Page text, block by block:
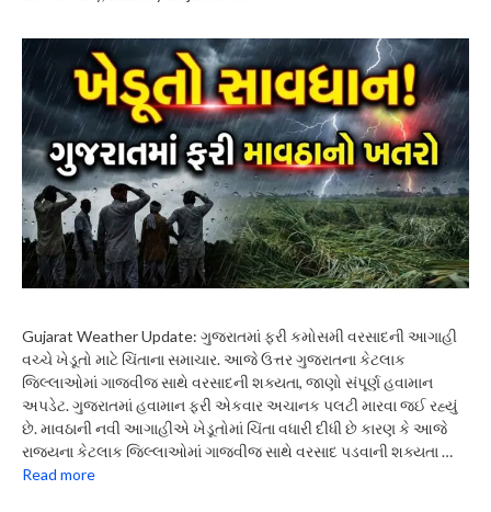
Gujarat Weather Update: ગુજરાતમાં ફરી કમોસમી વરસાદની આગાહી
વચ્ચે ખેડૂતો માટે ચિંતાના સમાચાર. આજે ઉત્તર ગુજરાતના કેટલાક
જિલ્લાઓમાં ગાજવીજ સાથે વરસાદની શક્યતા, જાણો સંપૂર્ણ હવામાન
અપડેટ. ગુજરાતમાં હવામાન ફરી એકવાર અચાનક પલટી મારવા જઈ રહ્યું
છે. માવઠાની નવી આગાહીએ ખેડૂતોમાં ચિંતા વધારી દીધી છે કારણ કે આજે
રાજ્યના કેટલાક જિલ્લાઓમાં ગાજવીજ સાથે વરસાદ પડવાની શક્યતા …
Read more